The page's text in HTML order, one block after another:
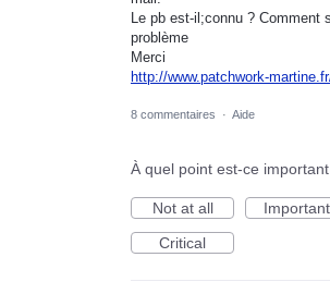
Le pb est-il;connu ? Comment
problème
Merci
http://www.patchwork-
8 commentaires · Aide
À quel point est-ce
Not at all
Important
Critical